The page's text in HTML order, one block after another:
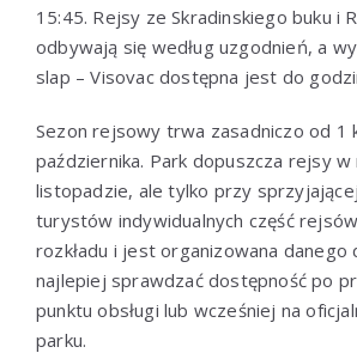
15:45. Rejsy ze Skradinskiego buku i
odbywają się według uzgodnień, a
slap – Visovac dostępna jest do
Sezon rejsowy trwa zasadniczo od 1
października. Park dopuszcza rejsy w
listopadzie, ale tylko przy
turystów indywidualnych część
rozkładu i jest organizowana danego
najlepiej sprawdzać dostępność po
punktu obsługi lub wcześniej na
parku.